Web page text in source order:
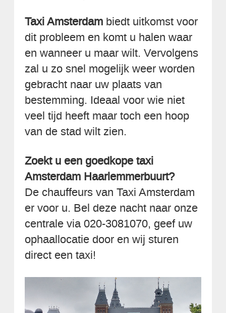
Taxi Amsterdam biedt uitkomst voor
dit probleem en komt u halen waar
en wanneer u maar wilt. Vervolgens
zal u zo snel mogelijk weer worden
gebracht naar uw plaats van
bestemming. Ideaal voor wie niet
veel tijd heeft maar toch een hoop
van de stad wilt zien.
Zoekt u een goedkope taxi
Amsterdam Haarlemmerbuurt?
De chauffeurs van Taxi Amsterdam
er voor u. Bel deze nacht naar onze
centrale via 020-3081070, geef uw
ophaallocatie door en wij sturen
direct een taxi!